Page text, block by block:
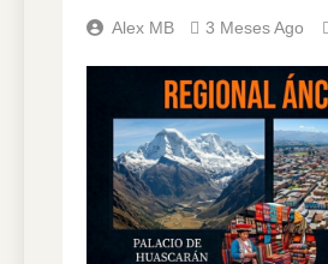
Alex MB 3 Meses Ago